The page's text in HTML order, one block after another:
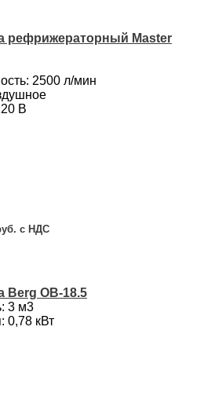
рефрижераторный Master
2500 л/мин
В
Berg OB-18.5
3 м3
0,78 кВт